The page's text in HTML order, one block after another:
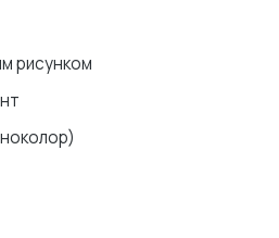
рисунком